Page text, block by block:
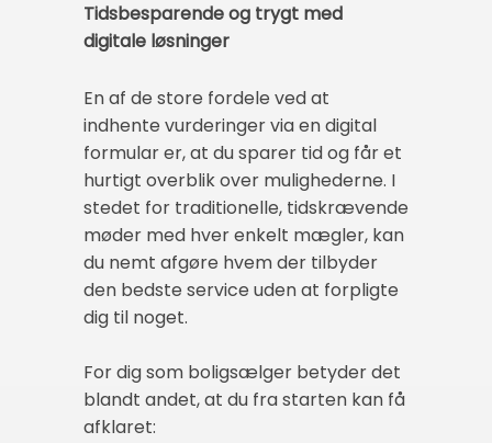
Tidsbesparende og trygt med
digitale løsninger
En af de store fordele ved at
indhente vurderinger via en digital
formular er, at du sparer tid og får et
hurtigt overblik over mulighederne. I
stedet for traditionelle, tidskrævende
møder med hver enkelt mægler, kan
du nemt afgøre hvem der tilbyder
den bedste service uden at forpligte
dig til noget.
For dig som boligsælger betyder det
blandt andet, at du fra starten kan få
afklaret: